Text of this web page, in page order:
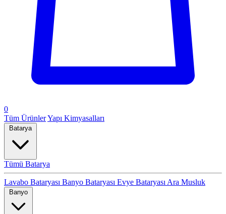
0
Tüm ÜrünlerYapı Kimyasalları
Batarya
Tümü Batarya
Lavabo Bataryası Banyo Bataryası Evye Bataryası Ara Musluk
Banyo